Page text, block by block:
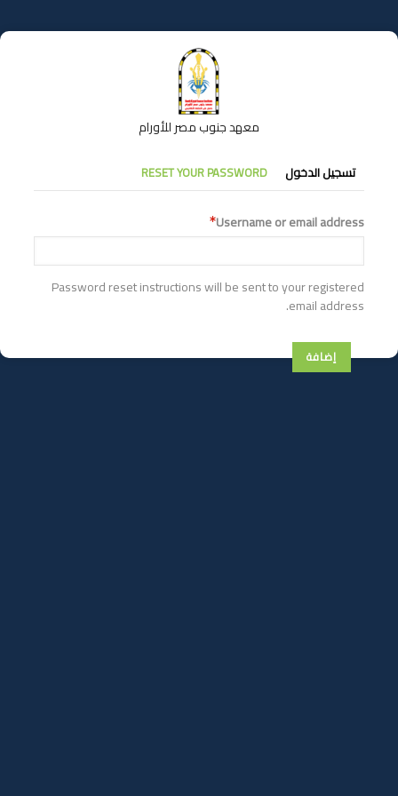
إلى
المحتوى
معهد جنوب مصر للأورام
التبويبات
الأساسية
تسجيل الدخول RESET YOUR PASSWORD
Username or email address
Password reset instructions will be sent to your registered
email address.